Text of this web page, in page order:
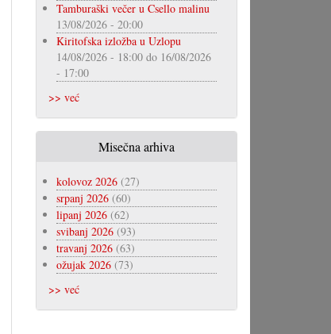
Tamburaški večer u Csello malinu
13/08/2026 - 20:00
Kiritofska izložba u Uzlopu
14/08/2026 - 18:00do 16/08/2026
- 17:00
>> već
Misečna arhiva
kolovoz 2026(27)
srpanj 2026(60)
lipanj 2026(62)
svibanj 2026(93)
travanj 2026(63)
ožujak 2026(73)
>> već